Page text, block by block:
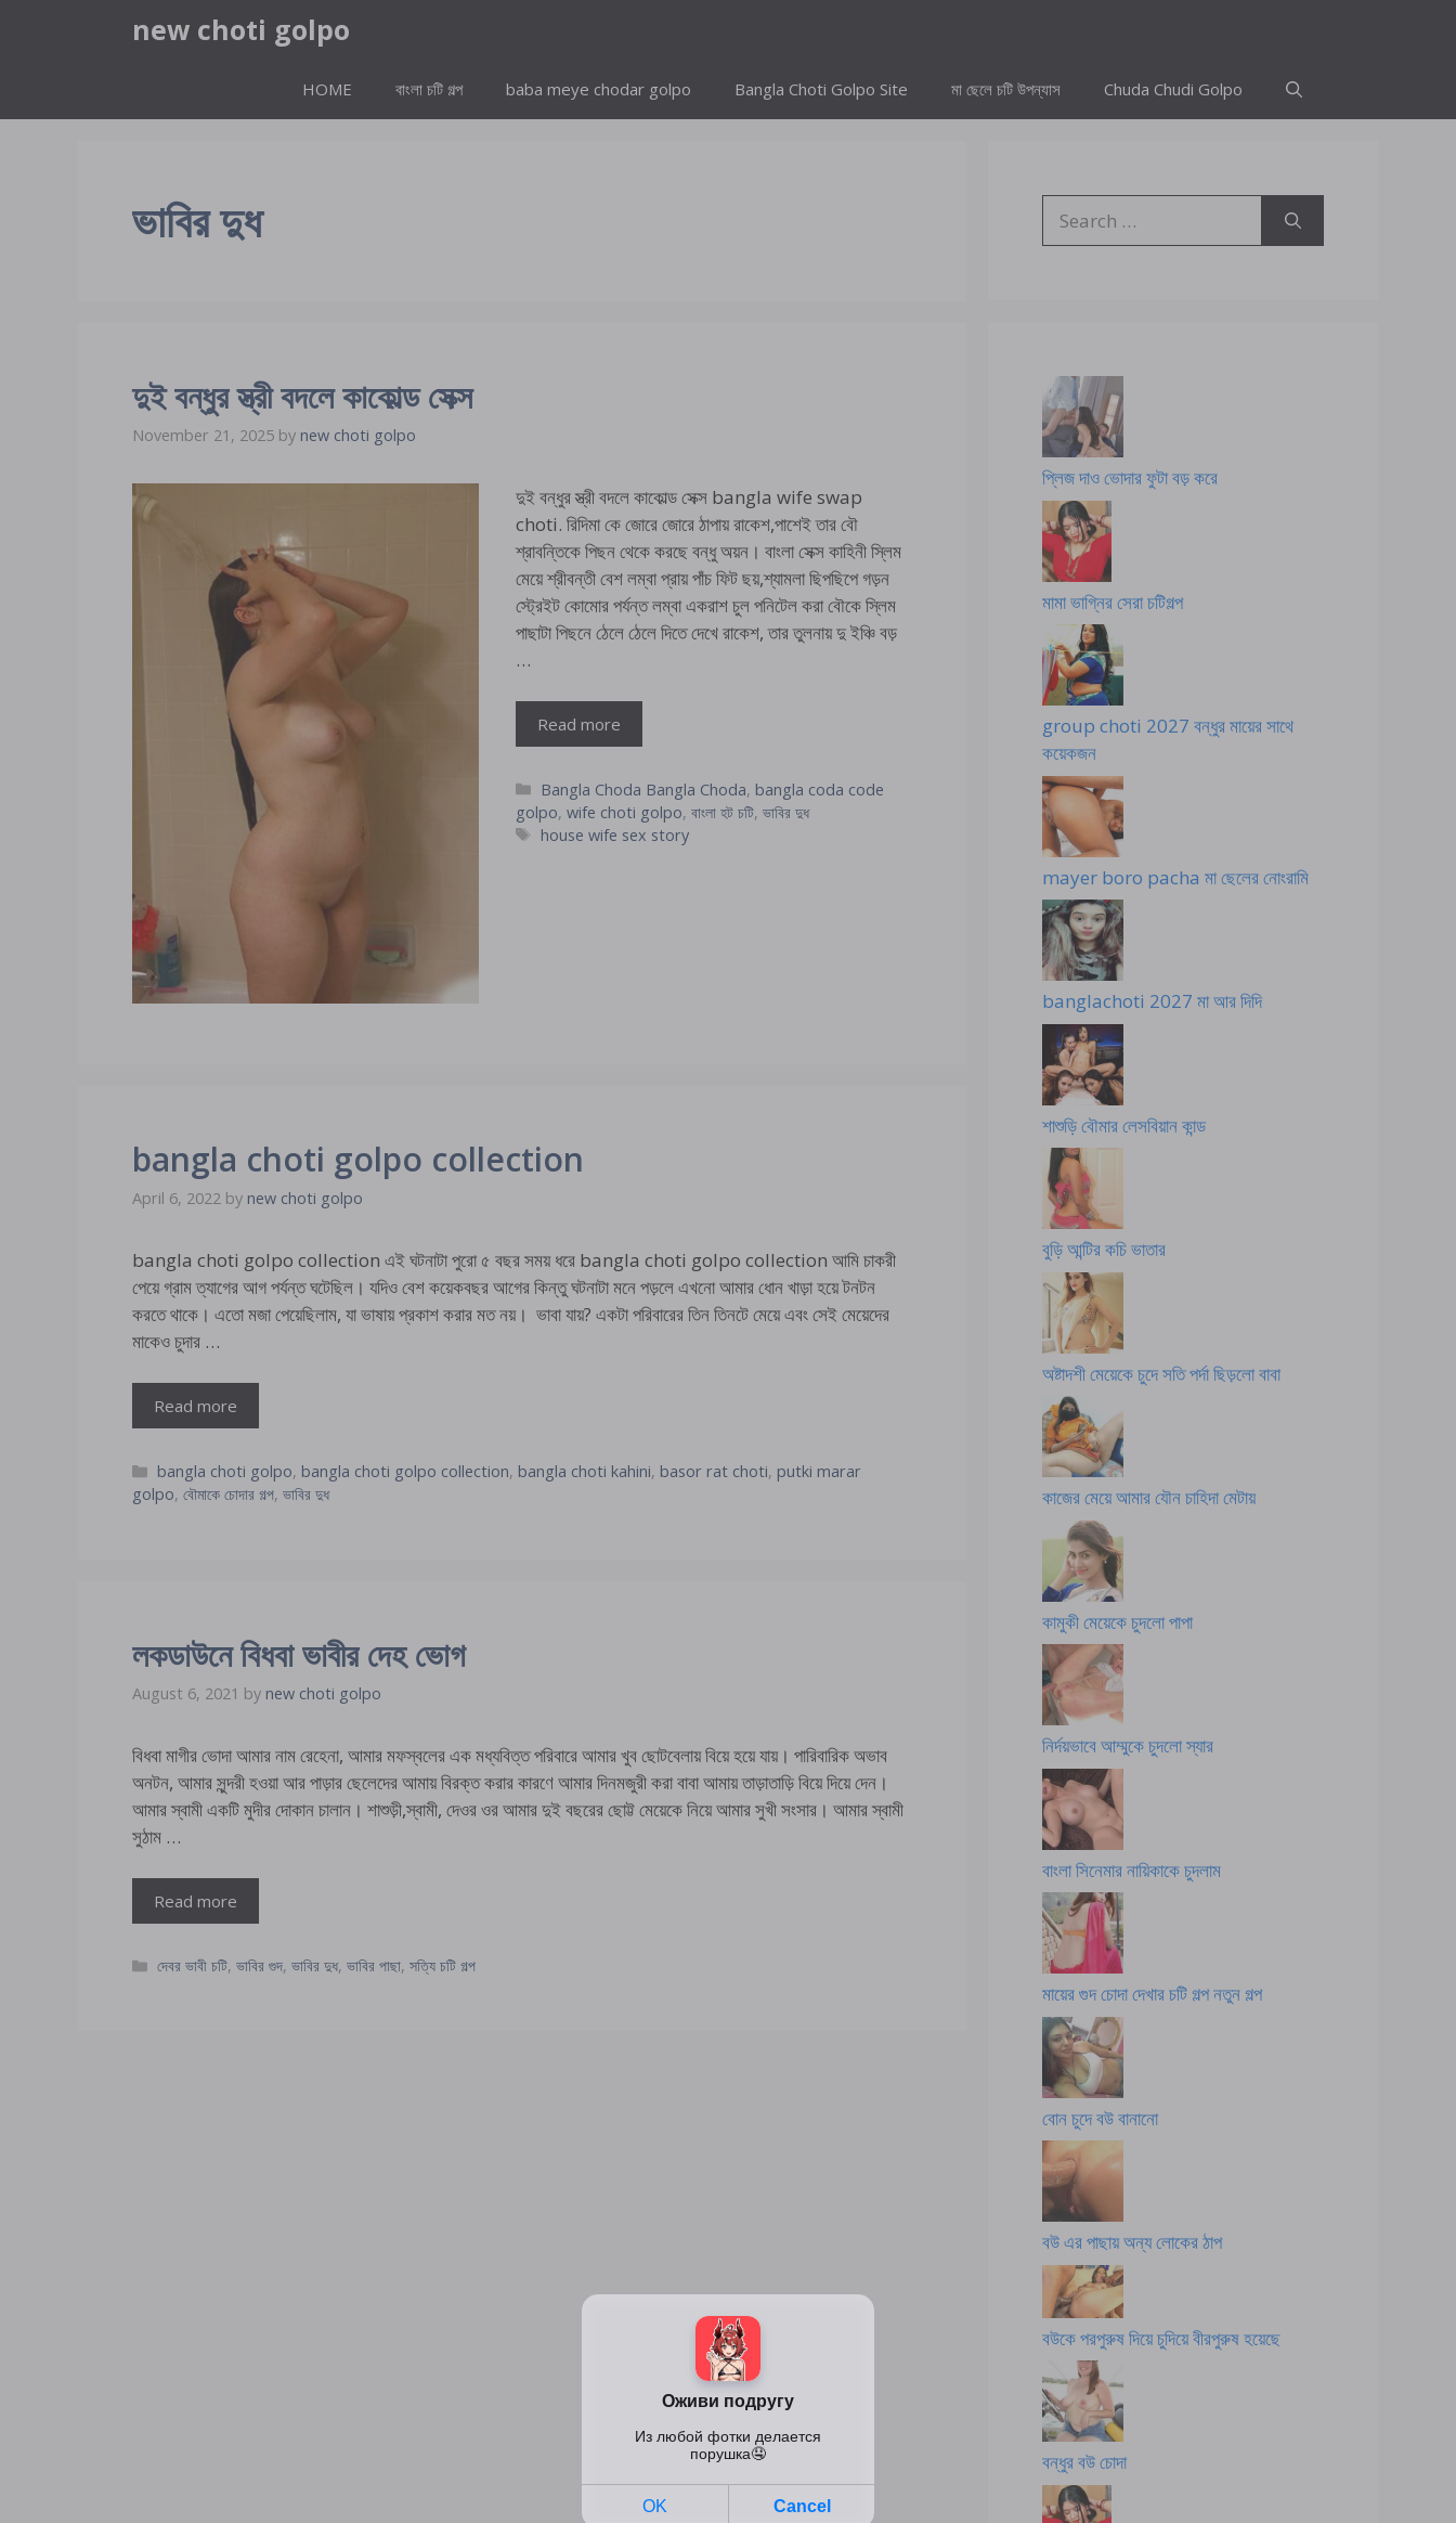
new choti golpo
HOME বাংলা চটি গল্প baba meye chodar golpo Bangla Choti Golpo Site মা ছেলে চটি উপন্যাস Chuda Chudi Golpo
ভাবির দুধ
দুই বন্ধুর স্ত্রী বদলে কাকোল্ড সেক্স
November 21, 2025 by new choti golpo
দুই বন্ধুর স্ত্রী বদলে কাকোল্ড সেক্স bangla wife swap
choti. রিদিমা কে জোরে জোরে ঠাপায় রাকেশ,পাশেই তার বৌ
শ্রাবন্তিকে পিছন থেকে করছে বন্ধু অয়ন। বাংলা সেক্স কাহিনী স্লিম
মেয়ে শ্রীবন্তী বেশ লম্বা প্রায় পাঁচ ফিট ছয়,শ্যামলা ছিপছিপে গড়ন
স্ট্রেইট কোমোর পর্যন্ত লম্বা একরাশ চুল পনিটেল করা বৌকে স্লিম
পাছাটা পিছনে ঠেলে ঠেলে দিতে দেখে রাকেশ, তার তুলনায় দু ইঞ্চি বড়
…
Read more
Categories
Bangla Choda Bangla Choda, bangla coda code
golpo, wife choti golpo, বাংলা হট চটি, ভাবির দুধ
Tags
house wife sex story
bangla choti golpo collection
April 6, 2022 by new choti golpo
bangla choti golpo collection এই ঘটনাটা পুরো ৫ বছর সময় ধরে bangla choti golpo collection আমি চাকরী
পেয়ে গ্রাম ত্যাগের আগ পর্যন্ত ঘটেছিল। যদিও বেশ কয়েকবছর আগের কিন্তু ঘটনাটা মনে পড়লে এখনো আমার ধোন খাড়া হয়ে টনটন
করতে থাকে। এতো মজা পেয়েছিলাম, যা ভাষায় প্রকাশ করার মত নয়। ভাবা যায়? একটা পরিবারের তিন তিনটে মেয়ে এবং সেই মেয়েদের
মাকেও চুদার …
Read more
Categories
bangla choti golpo, bangla choti golpo collection, bangla choti kahini, basor rat choti, putki marar
golpo, বৌমাকে চোদার গল্প, ভাবির দুধ
লকডাউনে বিধবা ভাবীর দেহ ভোগ
August 6, 2021 by new choti golpo
বিধবা মাগীর ভোদা আমার নাম রেহেনা, আমার মফস্বলের এক মধ্যবিত্ত পরিবারে আমার খুব ছোটবেলায় বিয়ে হয়ে যায়। পারিবারিক অভাব
অনটন, আমার সুন্দরী হওয়া আর পাড়ার ছেলেদের আমায় বিরক্ত করার কারণে আমার দিনমজুরী করা বাবা আমায় তাড়াতাড়ি বিয়ে দিয়ে দেন।
আমার স্বামী একটি মুদীর দোকান চালান। শাশুড়ী,স্বামী, দেওর ওর আমার দুই বছরের ছোট্ট মেয়েকে নিয়ে আমার সুখী সংসার। আমার স্বামী
সুঠাম …
Read more
Categories
দেবর ভাবী চটি,ভাবির গুদ,ভাবির দুধ,ভাবির পাছা,সত্যি চটি গল্প
for:
প্লিজ দাও ভোদার ফুটা বড় করে
মামা ভাগ্নির সেরা চটিগল্প
group choti 2027 বন্ধুর মায়ের সাথে
কয়েকজন
mayer boro pacha মা ছেলের নোংরামি
banglachoti 2027 মা আর দিদি
শাশুড়ি বৌমার লেসবিয়ান কান্ড
বুড়ি আন্টির কচি ভাতার
অষ্টাদশী মেয়েকে চুদে সতি পর্দা ছিড়লো বাবা
কাজের মেয়ে আমার যৌন চাহিদা মেটায়
কামুকী মেয়েকে চুদলো পাপা
নির্দয়ভাবে আম্মুকে চুদলো স্যার
বাংলা সিনেমার নায়িকাকে চুদলাম
মায়ের গুদ চোদা দেখার চটি গল্প নতুন গল্প
বোন চুদে বউ বানানো
বউ এর পাছায় অন্য লোকের ঠাপ
বউকে পরপুরুষ দিয়ে চুদিয়ে বীরপুরুষ হয়েছে
বন্ধুর বউ চোদা